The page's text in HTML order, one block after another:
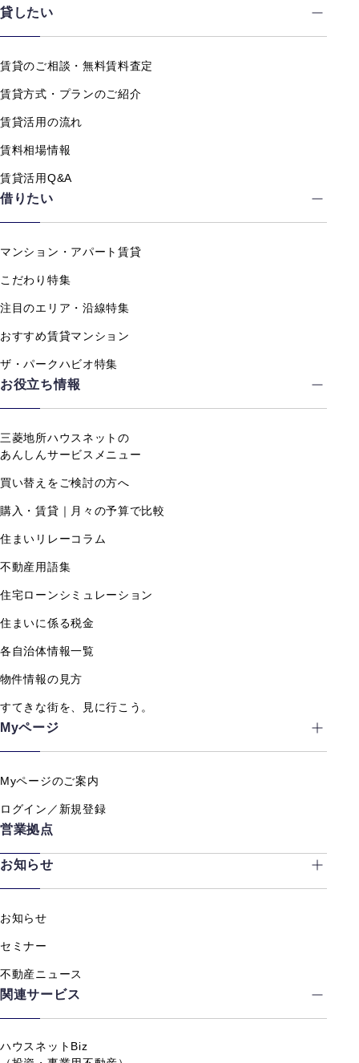
貸したい
賃貸のご相談・無料賃料査定
賃貸方式・プランのご紹介
賃貸活用の流れ
賃料相場情報
賃貸活用Q&A
借りたい
マンション・アパート賃貸
こだわり特集
注目のエリア・沿線特集
おすすめ賃貸マンション
ザ・パークハビオ特集
お役立ち情報
三菱地所ハウスネットの
あんしんサービスメニュー
買い替えをご検討の方へ
購入・賃貸｜月々の予算で比較
住まいリレーコラム
不動産用語集
住宅ローンシミュレーション
住まいに係る税金
各自治体情報一覧
物件情報の見方
すてきな街を、見に行こう。
Myページ
Myページのご案内
ログイン／新規登録
営業拠点
お知らせ
お知らせ
セミナー
不動産ニュース
関連サービス
ハウスネットBiz